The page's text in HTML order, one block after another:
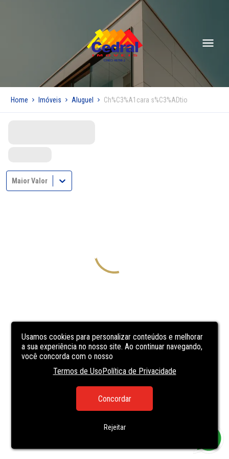
Usamos cookies para personalizar conteúdos e melhorar
a sua experiência no nosso site. Ao continuar navegando,
você concorda com o nosso
Termos de UsoPolítica de Privacidade
Concordar
Rejeitar
Home Imóveis Aluguel Ch%C3%A1cara s%C3%ADtio
Maior Valor